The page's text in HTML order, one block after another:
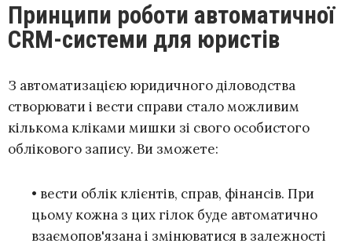
Принципи роботи автоматичної
CRM-системи для юристів
З автоматизацією юридичного діловодства
створювати і вести справи стало можливим
кількома кліками мишки зі свого особистого
облікового запису. Ви зможете:
• вести облік клієнтів, справ, фінансів. При
цьому кожна з цих гілок буде автоматично
взаємопов'язана і змінюватися в залежності